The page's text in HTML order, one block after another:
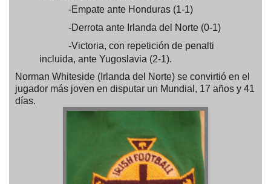
-Empate ante Honduras (1-1)
-Derrota ante Irlanda del Norte (0-1)
-Victoria, con repetición de penalti
incluida, ante Yugoslavia (2-1).
Norman Whiteside (Irlanda del Norte) se convirtió en el
jugador más joven en disputar un Mundial, 17 años y 41
días.